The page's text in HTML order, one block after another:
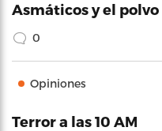
Asmáticos y el polvo
0
Opiniones
Terror a las 10 AM